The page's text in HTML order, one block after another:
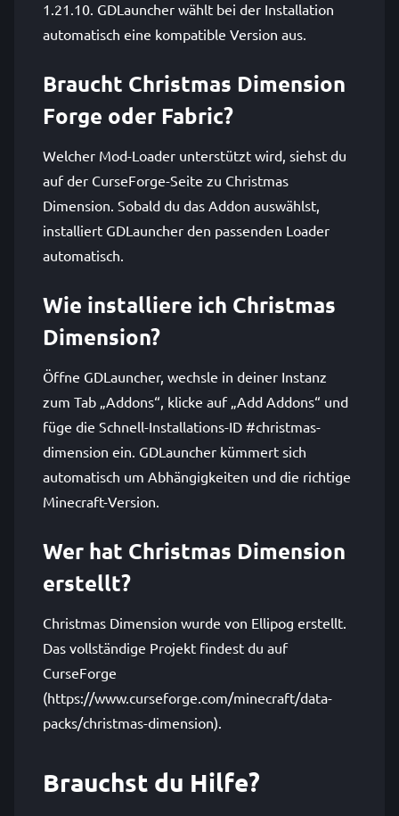
1.21.10. GDLauncher wählt bei der Installation
automatisch eine kompatible Version aus.
Braucht Christmas Dimension
Forge oder Fabric?
Welcher Mod-Loader unterstützt wird, siehst du
auf der CurseForge-Seite zu Christmas
Dimension. Sobald du das Addon auswählst,
installiert GDLauncher den passenden Loader
automatisch.
Wie installiere ich Christmas
Dimension?
Öffne GDLauncher, wechsle in deiner Instanz
zum Tab „Addons“, klicke auf „Add Addons“ und
füge die Schnell-Installations-ID #christmas-
dimension ein. GDLauncher kümmert sich
automatisch um Abhängigkeiten und die richtige
Minecraft-Version.
Wer hat Christmas Dimension
erstellt?
Christmas Dimension wurde von Ellipog erstellt.
Das vollständige Projekt findest du auf
CurseForge
(https://www.curseforge.com/minecraft/data-
packs/christmas-dimension).
Brauchst du Hilfe?